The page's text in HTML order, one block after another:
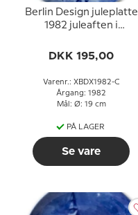
Berlin Design juleplatte
1982 juleaften i
tekst)
DKK 195,00
Varenr.: XBDX1982-C
Årgang: 1982
Mål: Ø: 19 cm
PÅ LAGER
Se vare